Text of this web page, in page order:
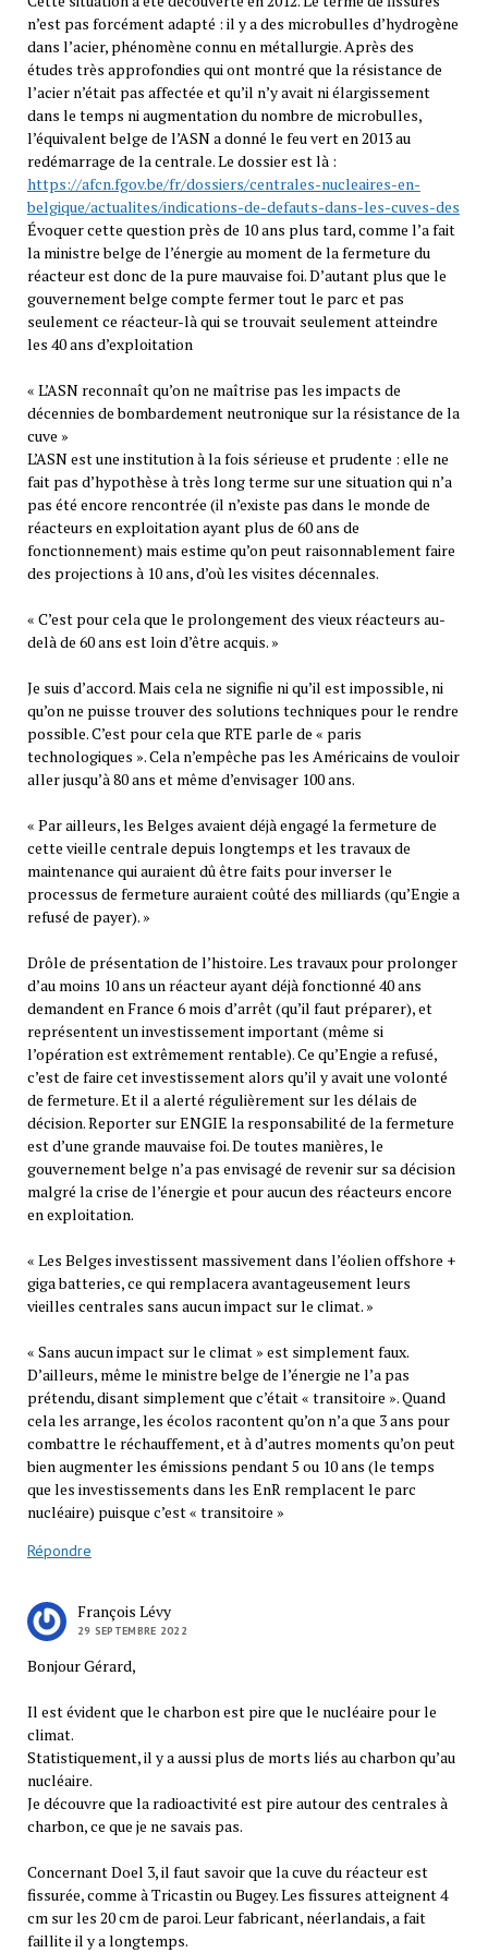
n’est pas forcément adapté : il y a des microbulles d’hydrogène
dans l’acier, phénomène connu en métallurgie. Après des
études très approfondies qui ont montré que la résistance de
l’acier n’était pas affectée et qu’il n’y avait ni élargissement
dans le temps ni augmentation du nombre de microbulles,
l’équivalent belge de l’ASN a donné le feu vert en 2013 au
redémarrage de la centrale. Le dossier est là :
https://afcn.fgov.be/fr/dossiers/centrales-nucleaires-en-
belgique/actualites/indications-de-defauts-dans-les-cuves-des
Évoquer cette question près de 10 ans plus tard, comme l’a fait
la ministre belge de l’énergie au moment de la fermeture du
réacteur est donc de la pure mauvaise foi. D’autant plus que le
gouvernement belge compte fermer tout le parc et pas
seulement ce réacteur-là qui se trouvait seulement atteindre
les 40 ans d’exploitation
« L’ASN reconnaît qu’on ne maîtrise pas les impacts de
décennies de bombardement neutronique sur la résistance de la
cuve »
L’ASN est une institution à la fois sérieuse et prudente : elle ne
fait pas d’hypothèse à très long terme sur une situation qui n’a
pas été encore rencontrée (il n’existe pas dans le monde de
réacteurs en exploitation ayant plus de 60 ans de
fonctionnement) mais estime qu’on peut raisonnablement faire
des projections à 10 ans, d’où les visites décennales.
« C’est pour cela que le prolongement des vieux réacteurs au-
delà de 60 ans est loin d’être acquis. »
Je suis d’accord. Mais cela ne signifie ni qu’il est impossible, ni
qu’on ne puisse trouver des solutions techniques pour le rendre
possible. C’est pour cela que RTE parle de « paris
technologiques ». Cela n’empêche pas les Américains de vouloir
aller jusqu’à 80 ans et même d’envisager 100 ans.
« Par ailleurs, les Belges avaient déjà engagé la fermeture de
cette vieille centrale depuis longtemps et les travaux de
maintenance qui auraient dû être faits pour inverser le
processus de fermeture auraient coûté des milliards (qu’Engie a
refusé de payer). »
Drôle de présentation de l’histoire. Les travaux pour prolonger
d’au moins 10 ans un réacteur ayant déjà fonctionné 40 ans
demandent en France 6 mois d’arrêt (qu’il faut préparer), et
représentent un investissement important (même si
l’opération est extrêmement rentable). Ce qu’Engie a refusé,
c’est de faire cet investissement alors qu’il y avait une volonté
de fermeture. Et il a alerté régulièrement sur les délais de
décision. Reporter sur ENGIE la responsabilité de la fermeture
est d’une grande mauvaise foi. De toutes manières, le
gouvernement belge n’a pas envisagé de revenir sur sa décision
malgré la crise de l’énergie et pour aucun des réacteurs encore
en exploitation.
« Les Belges investissent massivement dans l’éolien offshore +
giga batteries, ce qui remplacera avantageusement leurs
vieilles centrales sans aucun impact sur le climat. »
« Sans aucun impact sur le climat » est simplement faux.
D’ailleurs, même le ministre belge de l’énergie ne l’a pas
prétendu, disant simplement que c’était « transitoire ». Quand
cela les arrange, les écolos racontent qu’on n’a que 3 ans pour
combattre le réchauffement, et à d’autres moments qu’on peut
bien augmenter les émissions pendant 5 ou 10 ans (le temps
que les investissements dans les EnR remplacent le parc
nucléaire) puisque c’est « transitoire »
Répondre
François Lévy
29 SEPTEMBRE 2022
Bonjour Gérard,
Il est évident que le charbon est pire que le nucléaire pour le
climat.
Statistiquement, il y a aussi plus de morts liés au charbon qu’au
nucléaire.
Je découvre que la radioactivité est pire autour des centrales à
charbon, ce que je ne savais pas.
Concernant Doel 3, il faut savoir que la cuve du réacteur est
fissurée, comme à Tricastin ou Bugey. Les fissures atteignent 4
cm sur les 20 cm de paroi. Leur fabricant, néerlandais, a fait
faillite il y a longtemps.